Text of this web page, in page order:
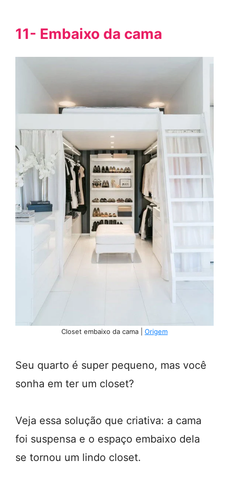
11- Embaixo da cama
Closet embaixo da cama | Origem
Seu quarto é super pequeno, mas você
sonha em ter um closet?
Veja essa solução que criativa: a cama
foi suspensa e o espaço embaixo dela
se tornou um lindo closet.